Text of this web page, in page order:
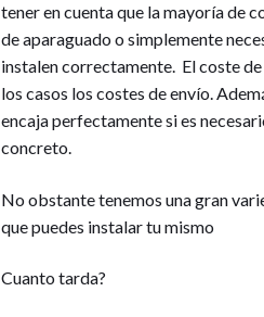
tener en cuenta que la mayoría de
de aparaguado o simplemente
instalen correctamente. El coste
los casos los costes de envío.
encaja perfectamente si es
concreto.
No obstante tenemos una gran
que puedes instalar tu mismo
Cuanto tarda?